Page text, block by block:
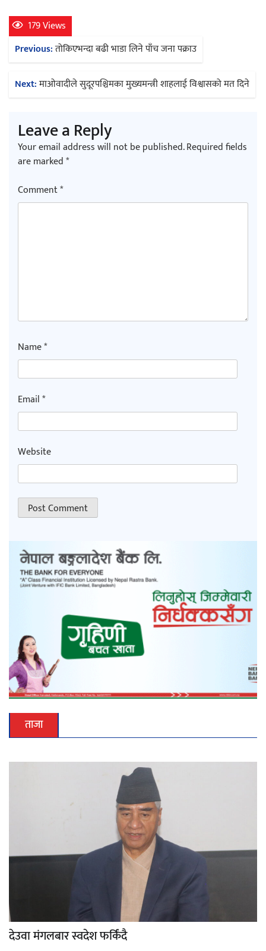
सार्वजनिक
179 Views
Post
navigation
Previous:तोकिएभन्दा बढी भाडा लिने पाँच जना पक्राउ
Next:माओवादीले सुदूरपश्चिमका मुख्यमन्त्री शाहलाई विश्वासको मत दिने
Leave a Reply
Your email address will not be published.Required fields
are marked*
Comment*
Name*
Email*
Website
ताजा
देउवा मंगलबार स्वदेश फर्किंदै